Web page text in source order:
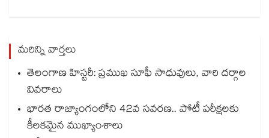
మరిన్ని వార్తలు
తెలంగాణ హిస్టరీ: ప్రముఖ సూఫీ సాధువులు, వారి దర్గాల
వివరాలు
భారత రాజ్యాంగంలోని 42వ సవరణ.. పోటీ పరీక్షలకు
కీలకమైన ముఖ్యాంశాలు